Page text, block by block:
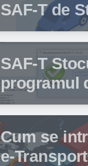
SAF-T de
cine
depună
declarație?
SAF-T
programul
facturare
stocuri
Cum se
e-